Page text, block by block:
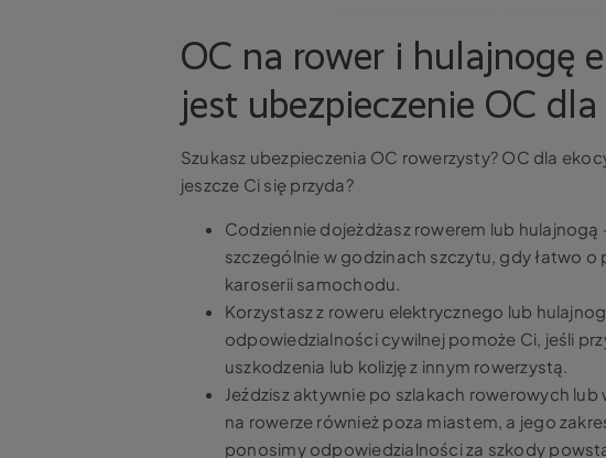
OC na rower i hulajnogę
jest ubezpieczenie OC
Szukasz ubezpieczenia OC rowerzysty? OC dla
jeszcze Ci się przyda?
Codziennie dojeżdżasz rowerem lub
szczególnie w godzinach szczytu, gdy łatwo
karoserii samochodu.
Korzystasz z roweru elektrycznego lub
odpowiedzialności cywilnej pomoże Ci, jeśli
uszkodzenia lub kolizję z innym rowerzystą.
Jeździsz aktywnie po szlakach rowerowych
na rowerze również poza miastem, a jego
ponosimy odpowiedzialności za szkody